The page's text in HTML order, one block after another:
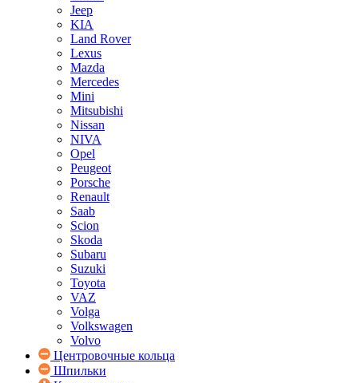
Jeep
KIA
Land Rover
Lexus
Mazda
Mercedes
Mini
Mitsubishi
Nissan
NIVA
Opel
Peugeot
Porsche
Renault
Saab
Scion
Skoda
Subaru
Suzuki
Toyota
VAZ
Volga
Volkswagen
Volvo
Центровочные кольца
Шпильки